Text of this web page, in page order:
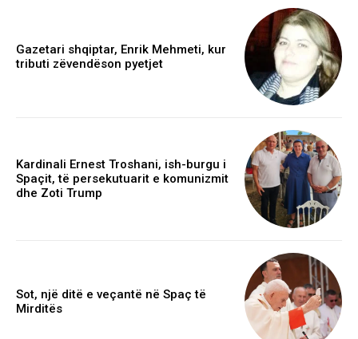
Gazetari shqiptar, Enrik Mehmeti, kur
tributi zëvendëson pyetjet
Kardinali Ernest Troshani, ish-burgu i
Spaçit, të persekutuarit e komunizmit
dhe Zoti Trump
Sot, një ditë e veçantë në Spaç të
Mirditës